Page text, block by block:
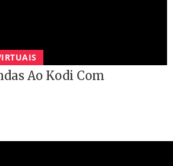
Ao Kodi Com